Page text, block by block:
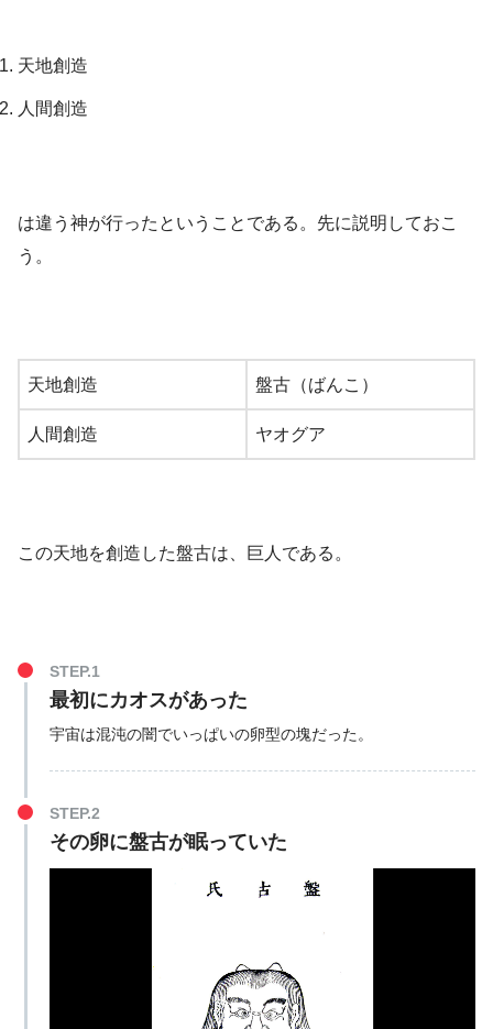
天地創造
人間創造
は違う神が行ったということである。先に説明しておこ
う。
天地創造 盤古（ばんこ）
人間創造 ヤオグア
この天地を創造した盤古は、巨人である。
STEP.1
最初にカオスがあった
宇宙は混沌の闇でいっぱいの卵型の塊だった。
STEP.2
その卵に盤古が眠っていた